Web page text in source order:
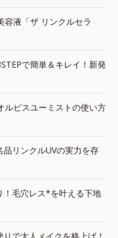
容液「ザ リンクルセラ
で簡単＆キレイ！新発
ルビスユーミストの使い方
品リンクルUVの実力を存
！毛穴レス*を叶える下地
りで大人メイクを格上げ！